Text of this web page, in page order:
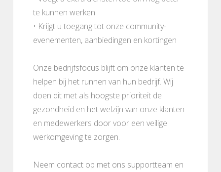
te kunnen werken
• Krijgt u toegang tot onze community-
evenementen, aanbiedingen en kortingen
Onze bedrijfsfocus blijft om onze klanten te
helpen bij het runnen van hun bedrijf. Wij
doen dit met als hoogste prioriteit de
gezondheid en het welzijn van onze klanten
en medewerkers door voor een veilige
werkomgeving te zorgen.
Neem contact op met ons supportteam en